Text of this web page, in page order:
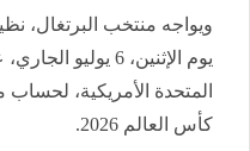
ويواجه منتخب البرتغال،
يوم الإثنين، 6
كأس العالم 2026.